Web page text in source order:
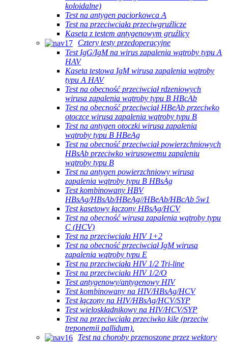
koloidalne)
Test na antygen paciorkowca A
Test na przeciwciała przeciwgruźlicze
Kaseta z testem antygenowym gruźlicy
Cztery testy przedoperacyjne
Test IgG/IgM na wirus zapalenia wątroby typu A
HAV
Kaseta testowa IgM wirusa zapalenia wątroby
typu A HAV
Test na obecność przeciwciał rdzeniowych
wirusa zapalenia wątroby typu B HBcAb
Test na obecność przeciwciał HBeAb przeciwko
otoczce wirusa zapalenia wątroby typu B
Test na antygen otoczki wirusa zapalenia
wątroby typu B HBeAg
Test na obecność przeciwciał powierzchniowych
HBsAb przeciwko wirusowemu zapaleniu
wątroby typu B
Test na antygen powierzchniowy wirusa
zapalenia wątroby typu B HBsAg
Test kombinowany HBV
HBsAg/HBsAb/HBeAg//HBeAb/HBcAb 5w1
Test kasetowy łączony HBsAg/HCV
Test na obecność wirusa zapalenia wątroby typu
C (HCV)
Test na przeciwciała HIV 1+2
Test na obecność przeciwciał IgM wirusa
zapalenia wątroby typu E
Test na przeciwciała HIV 1/2 Tri-line
Test na przeciwciała HIV 1/2/O
Test antygenowy/antygenowy HIV
Test kombinowany na HIV/HBsAg/HCV
Test łączony na HIV/HBsAg/HCV/SYP
Test wieloskładnikowy na HIV/HCV/SYP
Test na przeciwciała przeciwko kile (przeciw
treponemii pallidum).
Test na choroby przenoszone przez wektory